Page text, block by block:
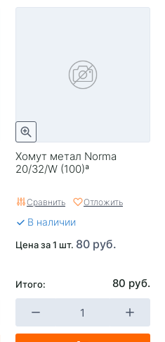
Хомут метал Norma
20/32/W (100)ª
Сравнить Отложить
В наличии
Цена за 1 шт. 80 руб.
Итого: 80 руб.